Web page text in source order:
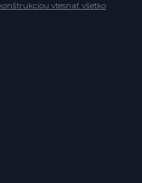
vtesnať všetko